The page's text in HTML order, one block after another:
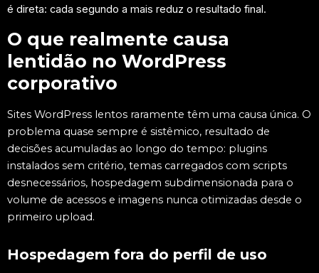
é direta: cada segundo a mais reduz o resultado final.
O que realmente causa
lentidão no WordPress
corporativo
Sites WordPress lentos raramente têm uma causa única. O
problema quase sempre é sistêmico, resultado de
decisões acumuladas ao longo do tempo: plugins
instalados sem critério, temas carregados com scripts
desnecessários, hospedagem subdimensionada para o
volume de acessos e imagens nunca otimizadas desde o
primeiro upload.
Hospedagem fora do perfil de uso